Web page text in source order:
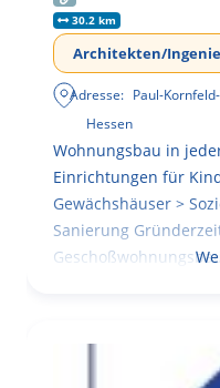
30.2 km
Architekten/
Adresse: Paul-
Hessen
Wohnungsbau in
Einrichtungen für
Gewächshäuser >
Sanierung